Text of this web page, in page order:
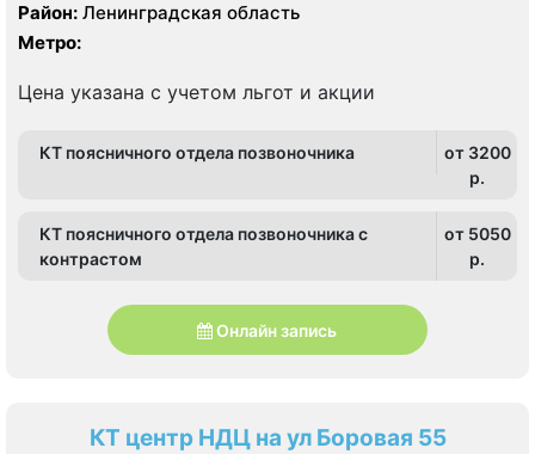
Район: Ленинградская область
Метро:
Цена указана с учетом льгот и акции
КТ поясничного отдела позвоночника
от 3200
p.
КТ поясничного отдела позвоночника с
контрастом
от 5050
p.
Онлайн запись
КТ центр НДЦ на ул Боровая 55